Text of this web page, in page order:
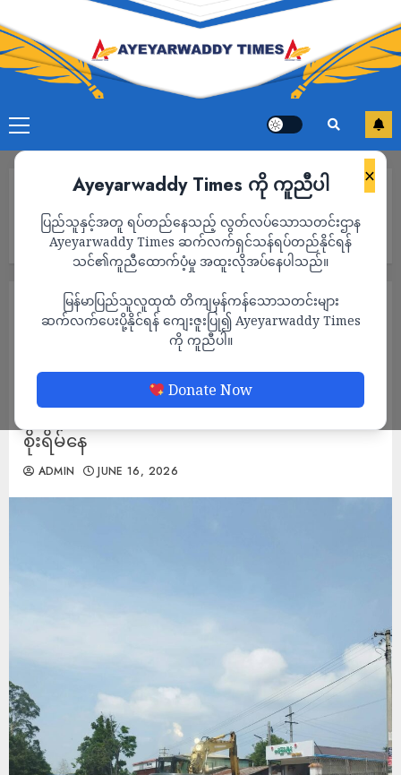
×
Ayeyarwaddy Times ကို ကူညီပါ
ပြည်သူနှင့်အတူ ရပ်တည်နေသည့် လွတ်လပ်သောသတင်းဌာန
Ayeyarwaddy Times ဆက်လက်ရှင်သန်ရပ်တည်နိုင်ရန်
သင်၏ကူညီထောက်ပံ့မှု အထူးလိုအပ်နေပါသည်။
မြန်မာပြည်သူလူထုထံ တိကျမှန်ကန်သောသတင်းများ
ဆက်လက်ပေးပို့နိုင်ရန် ကျေးဇူးပြု၍ Ayeyarwaddy Times
ကို ကူညီပါ။
Donate Now
အစားထိုးနေရာမရဘဲ ဖျက်သိမ်း ခံနေရ၊ အနီးစခန်းလေဆိပ်တိုးချဲ့ရန်
မြေထပ်သိမ်းမည့်အသံများကြောင့် ဒေသခံများ စိုးရိမ်နေ
ပြင်ဦးလွင် ရတနာပုံဆိုက်ဘာစီးတီးအနီးရှိ
နေအိမ်နှင့် ဆိုင်ခန်းများ အစားထိုးနေရာမရဘဲ
ဖျက်သိမ်း ခံနေရ၊ အနီးစခန်းလေဆိပ်တိုးချဲ့ရန်
မြေထပ်သိမ်းမည့်အသံများကြောင့် ဒေသခံများ
စိုးရိမ်နေ
ADMIN JUNE 16, 2026